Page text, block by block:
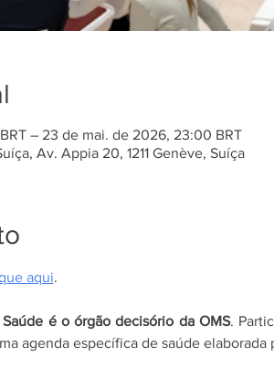
– 23 de mai. de 2026, 23:00 BRT
Av. Appia 20, 1211 Genève, Suíça
aqui.
é o órgão decisório da OMS.
agenda específica de saúde